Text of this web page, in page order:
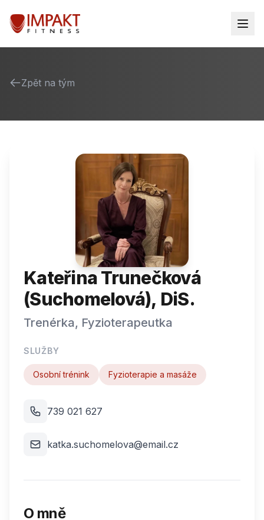
Zpět na tým
Kateřina Trunečková
(Suchomelová), DiS.
Trenérka, Fyzioterapeutka
SLUŽBY
Osobní trénink Fyzioterapie a masáže
739 021 627
katka.suchomelova@email.cz
O mně